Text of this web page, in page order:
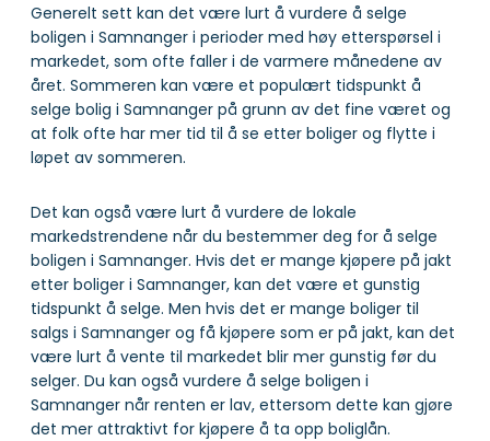
Generelt sett kan det være lurt å vurdere å selge
boligen i Samnanger i perioder med høy etterspørsel i
markedet, som ofte faller i de varmere månedene av
året. Sommeren kan være et populært tidspunkt å
selge bolig i Samnanger på grunn av det fine været og
at folk ofte har mer tid til å se etter boliger og flytte i
løpet av sommeren.
Det kan også være lurt å vurdere de lokale
markedstrendene når du bestemmer deg for å selge
boligen i Samnanger. Hvis det er mange kjøpere på jakt
etter boliger i Samnanger, kan det være et gunstig
tidspunkt å selge. Men hvis det er mange boliger til
salgs i Samnanger og få kjøpere som er på jakt, kan det
være lurt å vente til markedet blir mer gunstig før du
selger. Du kan også vurdere å selge boligen i
Samnanger når renten er lav, ettersom dette kan gjøre
det mer attraktivt for kjøpere å ta opp boliglån.